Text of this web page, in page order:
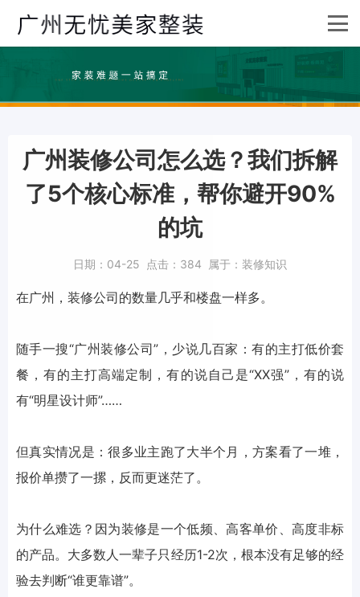
广州装修公司怎么选？我们拆解
了5个核心标准，帮你避开90%
的坑
日期： 04-25 点击： 384 属于： 装修知识
在广州，装修公司的数量几乎和楼盘一样多。
随手一搜“广州装修公司”，少说几百家：有的主打低价套
餐，有的主打高端定制，有的说自己是“XX强”，有的说
有“明星设计师”……
但真实情况是：很多业主跑了大半个月，方案看了一堆，
报价单攒了一摞，反而更迷茫了。
为什么难选？因为装修是一个低频、高客单价、高度非标
的产品。大多数人一辈子只经历1-2次，根本没有足够的经
验去判断“谁更靠谱”。